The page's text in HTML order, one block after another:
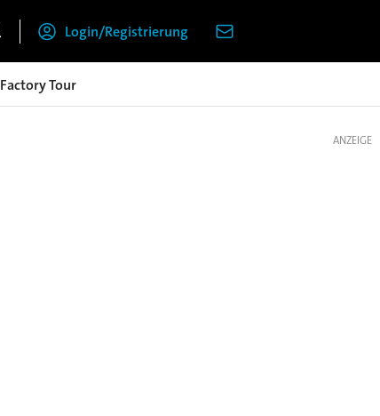
Login/Registrierung
Factory Tour
ANZEIGE